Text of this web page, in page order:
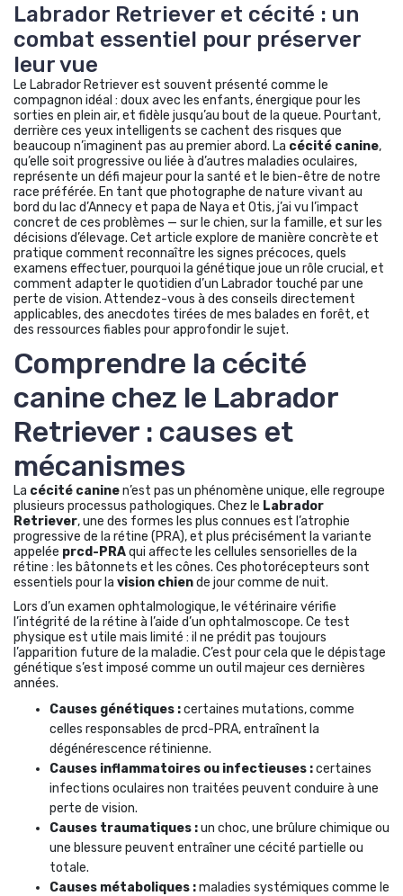
Labrador Retriever et cécité : un
combat essentiel pour préserver
leur vue
Le Labrador Retriever est souvent présenté comme le
compagnon idéal : doux avec les enfants, énergique pour les
sorties en plein air, et fidèle jusqu’au bout de la queue. Pourtant,
derrière ces yeux intelligents se cachent des risques que
beaucoup n’imaginent pas au premier abord. La cécité canine,
qu’elle soit progressive ou liée à d’autres maladies oculaires,
représente un défi majeur pour la santé et le bien-être de notre
race préférée. En tant que photographe de nature vivant au
bord du lac d’Annecy et papa de Naya et Otis, j’ai vu l’impact
concret de ces problèmes — sur le chien, sur la famille, et sur les
décisions d’élevage. Cet article explore de manière concrète et
pratique comment reconnaître les signes précoces, quels
examens effectuer, pourquoi la génétique joue un rôle crucial, et
comment adapter le quotidien d’un Labrador touché par une
perte de vision. Attendez-vous à des conseils directement
applicables, des anecdotes tirées de mes balades en forêt, et
des ressources fiables pour approfondir le sujet.
Comprendre la cécité
canine chez le Labrador
Retriever : causes et
mécanismes
La cécité caninen’est pas un phénomène unique, elle regroupe
plusieurs processus pathologiques. Chez le Labrador
Retriever, une des formes les plus connues est l’atrophie
progressive de la rétine (PRA), et plus précisément la variante
appelée prcd-PRAqui affecte les cellules sensorielles de la
rétine : les bâtonnets et les cônes. Ces photorécepteurs sont
essentiels pour la vision chiende jour comme de nuit.
Lors d’un examen ophtalmologique, le vétérinaire vérifie
l’intégrité de la rétine à l’aide d’un ophtalmoscope. Ce test
physique est utile mais limité : il ne prédit pas toujours
l’apparition future de la maladie. C’est pour cela que le dépistage
génétique s’est imposé comme un outil majeur ces dernières
années.
Causes génétiques :certaines mutations, comme
celles responsables de prcd-PRA, entraînent la
dégénérescence rétinienne.
Causes inflammatoires ou infectieuses :certaines
infections oculaires non traitées peuvent conduire à une
perte de vision.
Causes traumatiques :un choc, une brûlure chimique ou
une blessure peuvent entraîner une cécité partielle ou
totale.
Causes métaboliques :maladies systémiques comme le